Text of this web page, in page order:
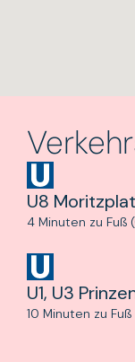
U8
4 Minuten zu Fuß
U1, U3
10 Minuten zu